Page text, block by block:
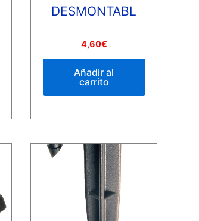
DESMONTABL
Valorado
0
4,60€
Añadir al
carrito